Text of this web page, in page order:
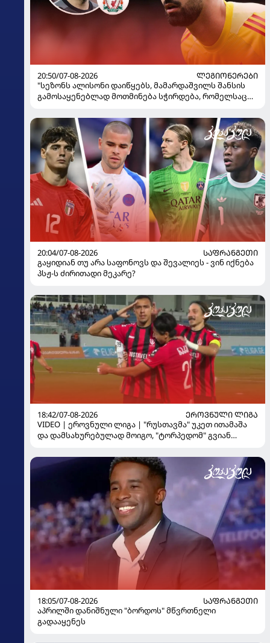
20:50/07-08-2026
ᲚᲔᲒᲘᲝᲜᲔᲠᲔᲑᲘ
"სეზონს ალისონი დაიწყებს, მამარდაშვილს შანსის
გამოსაყენებლად მოთმინება სჭირდება, რომელსაც
ყოფილმა მეკარემ
20:04/07-08-2026
ᲡᲐᲤᲠᲐᲜᲒᲔᲗᲘ
გაყიდიან თუ არა საფონოვს და შევალიეს - ვინ იქნება
პსჟ-ს ძირითადი მეკარე?
18:42/07-08-2026
ᲔᲠᲝᲕᲜᲣᲚᲘ ᲚᲘᲒᲐ
VIDEO | ეროვნული ლიგა | "რუსთავმა" უკეთ ითამაშა
და დამსახურებულად მოიგო, "ტორპედომ" გვიან
18:05/07-08-2026
ᲡᲐᲤᲠᲐᲜᲒᲔᲗᲘ
აპრილში დანიშნული "ბორდოს" მწვრთნელი
გადააყენეს